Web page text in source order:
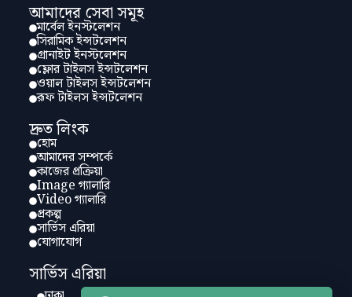
আমাদের সেবা সমূহ
মার্বেল ইনস্টলেশন
সিরামিক ইন্সটলেশন
গ্রানাইট ইনস্টলেশন
ফ্লোর টাইলস ইন্সটলেশন
ওয়াল টাইলস ইন্সটলেশন
রূফ টাইলস ইন্সটলেশন
দ্রুত লিংক
হোম
আমাদের সম্পর্কে
কাজের প্রক্রিয়া
Image গ্যালারি
Video গ্যালারি
প্রকল্প
সার্ভিস এরিয়া
যোগাযোগ
সার্ভিস এরিয়া